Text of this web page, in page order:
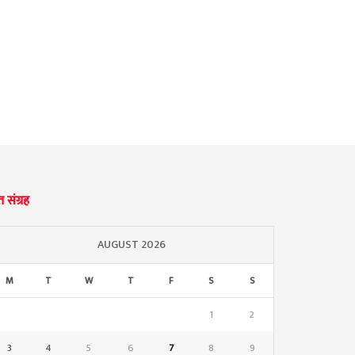
संग्रह
AUGUST 2026
M T W T F S S
1
2
3
4 5 6 7 8 9